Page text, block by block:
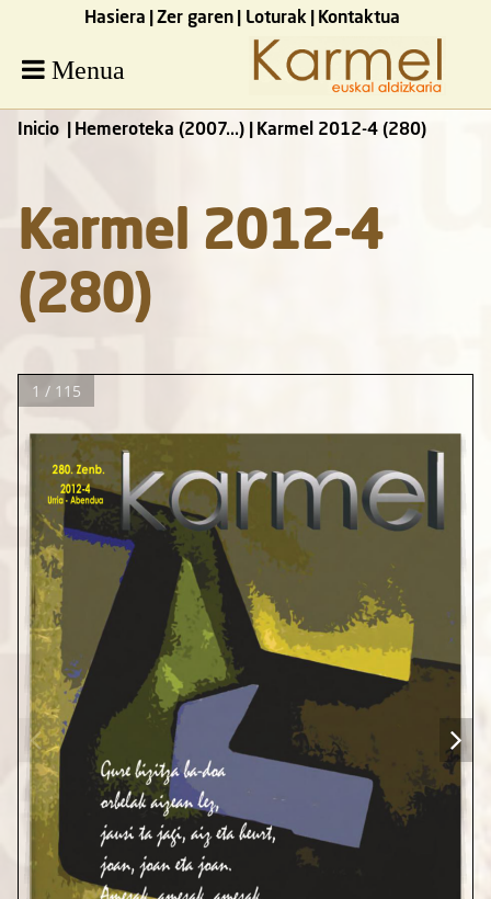
Hasiera Zer garen Loturak Kontaktua
Menua
Inicio Hemeroteka (2007...) Karmel 2012-4 (280)
Karmel 2012-4
(280)
1 / 115